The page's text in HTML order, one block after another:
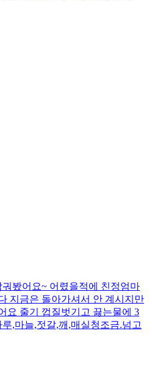
봤어요~ 어렸을적에 친정엄마
지금은 돌아가셔서 안 계시지만
요 줄기 껍질벗기고 끓는물에 3
,마늘,젓갈,깨,매실청조금.넘고